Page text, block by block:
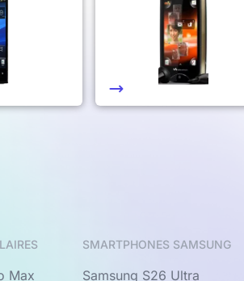
Max
SMARTPHONES SAMSUNG
Samsung S26 Ultra